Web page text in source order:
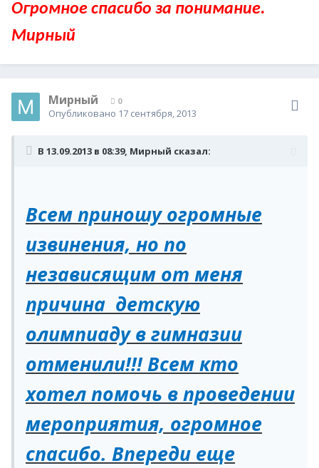
Огромное спасибо за понимание.
Мирный
Мирный 0
Опубликовано 17 сентября, 2013
В 13.09.2013 в 08:39, Мирный сказал:
Всем приношу огромные
извинения, но по
независящим от меня
причина детскую
олимпиаду в гимназии
отменили!!! Всем кто
хотел помочь в проведении
мероприятия, огромное
спасибо. Впереди еще